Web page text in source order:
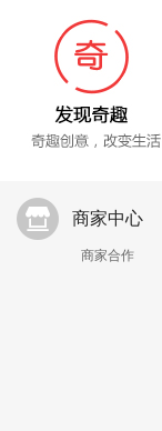
商家中心
商家合作